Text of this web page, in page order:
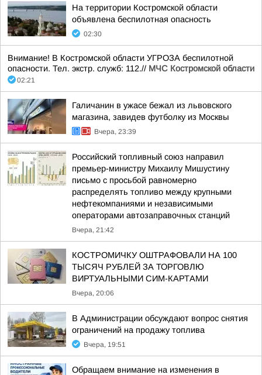
На территории Костромской области
объявлена беспилотная опасность
02:30
Внимание! В Костромской области УГРОЗА беспилотной
опасности. Тел. экстр. служб: 112.// МЧС Костромской области
02:21
Галичанин в ужасе бежал из львовского
магазина, завидев футболку из Москвы
Вчера, 23:39
Российский топливный союз направил
премьер-министру Михаилу Мишустину
письмо с просьбой равномерно
распределять топливо между крупными
нефтекомпаниями и независимыми
операторами автозаправочных станций
Вчера, 21:42
КОСТРОМИЧКУ ОШТРАФОВАЛИ НА 100
ТЫСЯЧ РУБЛЕЙ ЗА ТОРГОВЛЮ
ВИРТУАЛЬНЫМИ СИМ-КАРТАМИ
Вчера, 20:06
В Администрации обсуждают вопрос снятия
ограничений на продажу топлива
Вчера, 19:51
Обращаем внимание на изменения в